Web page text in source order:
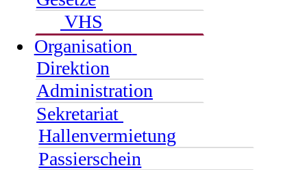
VHS
Organisation
Direktion
Administration
Sekretariat
Hallenvermietung
Passierschein